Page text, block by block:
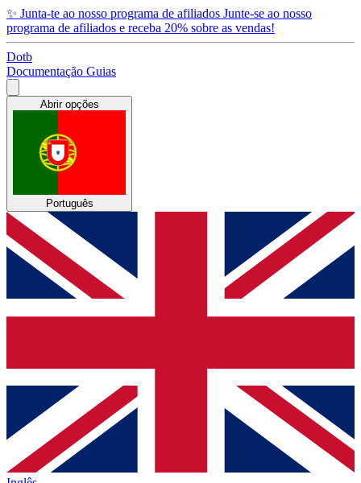
✨ Junta-te ao nosso programa de afiliados Junte-se ao nosso
programa de afiliados e receba 20% sobre as vendas!
Dotb
Documentação Guias
Abrir opções
Português